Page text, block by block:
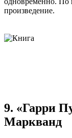
произведение.
9. «Гарри
Маркванд